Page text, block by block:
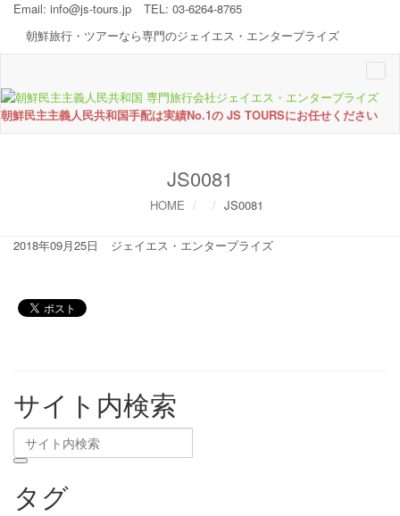
Email: info@js-tours.jp
TEL: 03-6264-8765
朝鮮旅行・ツアーなら専門のジェイエス・エンタープライズ
朝鮮民主主義人民共和国手配は実績No.1の JS TOURSにお任せください
JS0081
HOME JS0081
2018年09月25日 ジェイエス・エンタープライズ
サイト内検索
タグ